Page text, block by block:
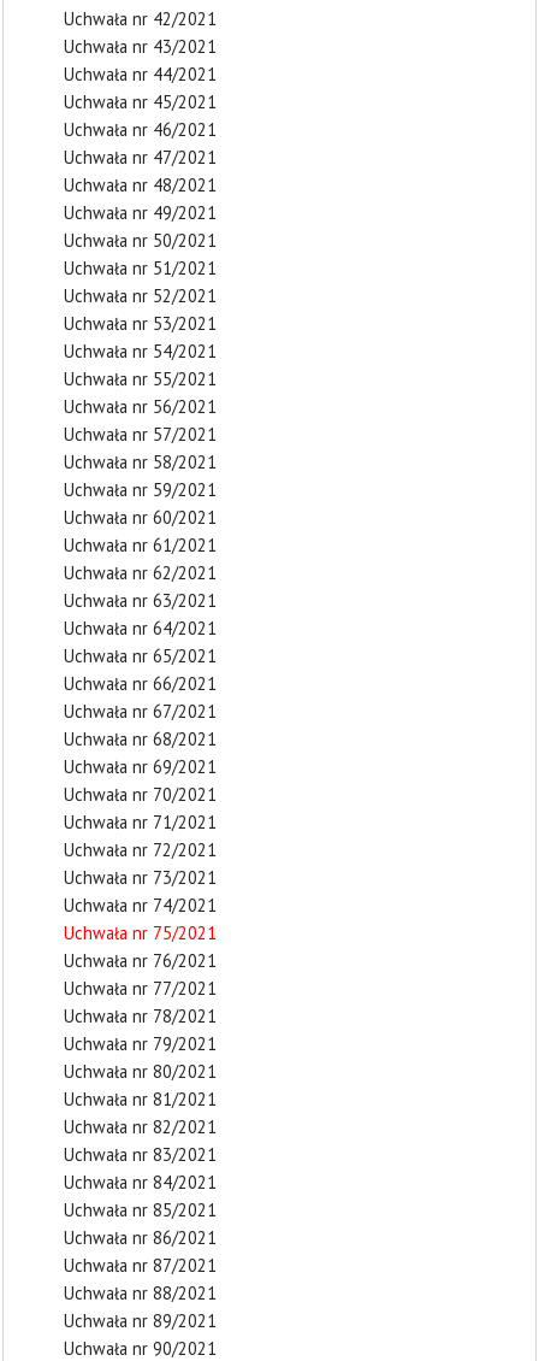
Uchwała nr 42/2021
Uchwała nr 43/2021
Uchwała nr 44/2021
Uchwała nr 45/2021
Uchwała nr 46/2021
Uchwała nr 47/2021
Uchwała nr 48/2021
Uchwała nr 49/2021
Uchwała nr 50/2021
Uchwała nr 51/2021
Uchwała nr 52/2021
Uchwała nr 53/2021
Uchwała nr 54/2021
Uchwała nr 55/2021
Uchwała nr 56/2021
Uchwała nr 57/2021
Uchwała nr 58/2021
Uchwała nr 59/2021
Uchwała nr 60/2021
Uchwała nr 61/2021
Uchwała nr 62/2021
Uchwała nr 63/2021
Uchwała nr 64/2021
Uchwała nr 65/2021
Uchwała nr 66/2021
Uchwała nr 67/2021
Uchwała nr 68/2021
Uchwała nr 69/2021
Uchwała nr 70/2021
Uchwała nr 71/2021
Uchwała nr 72/2021
Uchwała nr 73/2021
Uchwała nr 74/2021
Uchwała nr 75/2021
Uchwała nr 76/2021
Uchwała nr 77/2021
Uchwała nr 78/2021
Uchwała nr 79/2021
Uchwała nr 80/2021
Uchwała nr 81/2021
Uchwała nr 82/2021
Uchwała nr 83/2021
Uchwała nr 84/2021
Uchwała nr 85/2021
Uchwała nr 86/2021
Uchwała nr 87/2021
Uchwała nr 88/2021
Uchwała nr 89/2021
Uchwała nr 90/2021